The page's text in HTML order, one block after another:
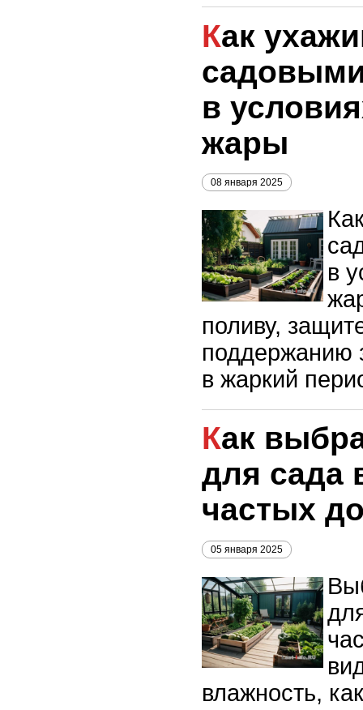
Как ухаживать за
в
жары
08 января 2025
в
поливу,
поддержанию
в жаркий
Как выбрать растения
для сада
частых
05 января 2025
влажность,